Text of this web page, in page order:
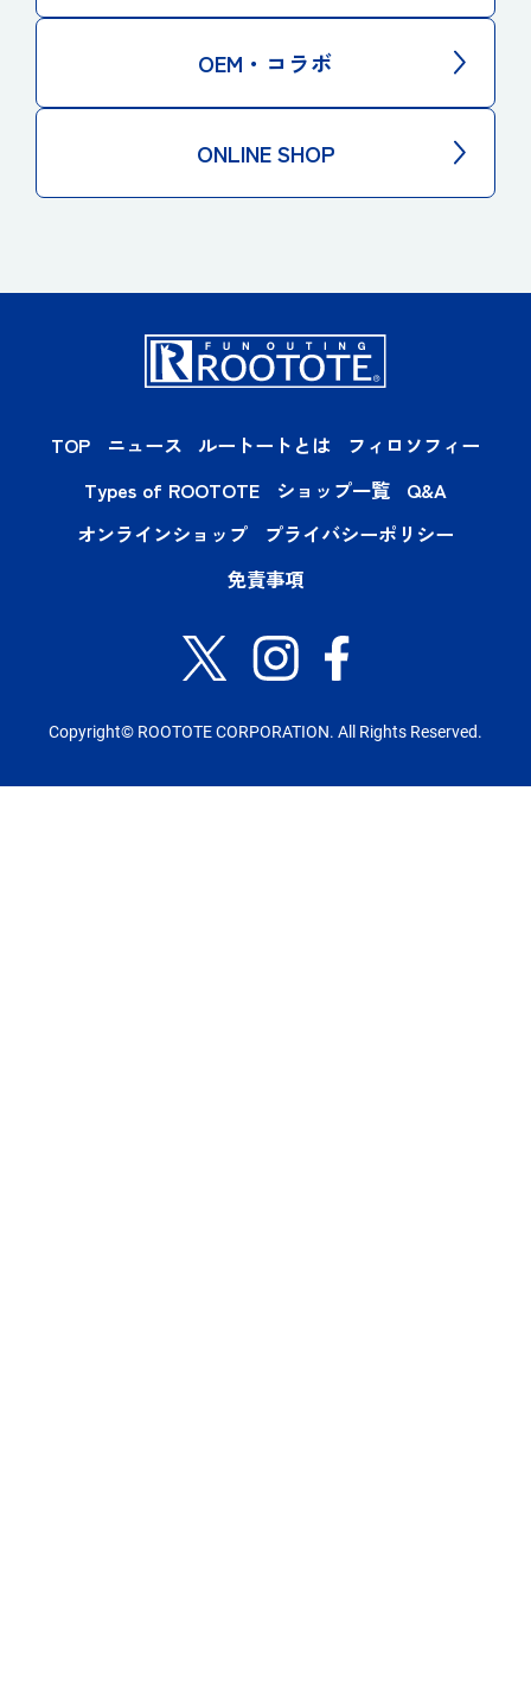
OEM・コラボ
ONLINE SHOP
TOP ニュース ルートートとは
フィロソフィー
Types of ROOTOTE
ショップ一覧
Q&A
オンラインショップ
プライバシーポリシー
免責事項
Copyright© ROOTOTE CORPORATION. All Rights Reserved.